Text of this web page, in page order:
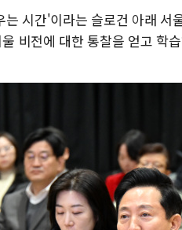
시간'이라는 슬로건 아래 서
비전에 대한 통찰을 얻고 학